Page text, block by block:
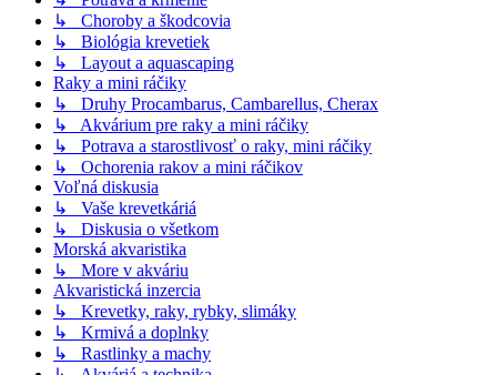
↳ Choroby a škodcovia
↳ Biológia krevetiek
↳ Layout a aquascaping
Raky a mini ráčiky
↳ Druhy Procambarus, Cambarellus, Cherax
↳ Akvárium pre raky a mini ráčiky
↳ Potrava a starostlivosť o raky, mini ráčiky
↳ Ochorenia rakov a mini ráčikov
Voľná diskusia
↳ Vaše krevetkáriá
↳ Diskusia o všetkom
Morská akvaristika
↳ More v akváriu
Akvaristická inzercia
↳ Krevetky, raky, rybky, slimáky
↳ Krmivá a doplnky
↳ Rastlinky a machy